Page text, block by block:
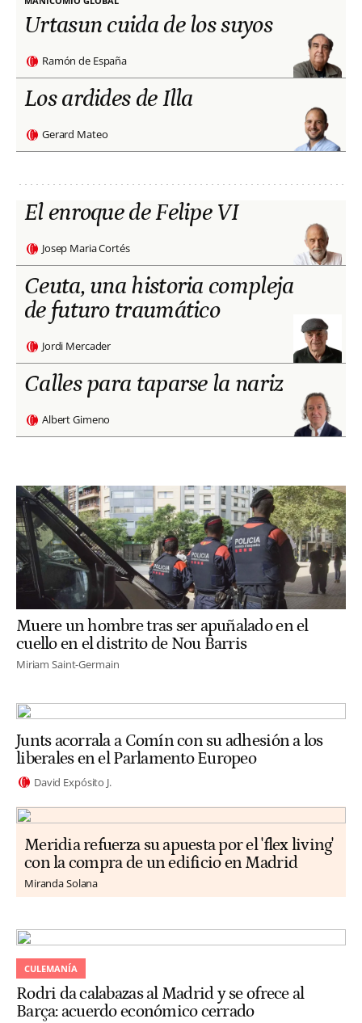
Urtasun cuida de los suyos
Ramón de España
Los ardides de Illa
Gerard Mateo
El enroque de Felipe VI
Josep Maria Cortés
Ceuta, una historia compleja
de futuro traumático
Jordi Mercader
Calles para taparse la nariz
Albert Gimeno
Muere un hombre tras ser apuñalado en el
cuello en el distrito de Nou Barris
Miriam Saint-Germain
Junts acorrala a Comín con su adhesión a los
liberales en el Parlamento Europeo
David Expósito J.
Meridia refuerza su apuesta por el 'flex living'
con la compra de un edificio en Madrid
Miranda Solana
CULEMANÍA
Rodri da calabazas al Madrid y se ofrece al
Barça: acuerdo económico cerrado